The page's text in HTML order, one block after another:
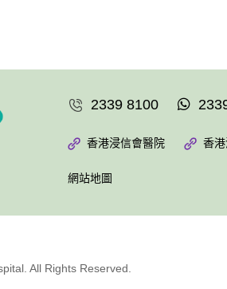
2339 8100
香港浸信會醫院 香
網站地圖
All Rights Reserved.